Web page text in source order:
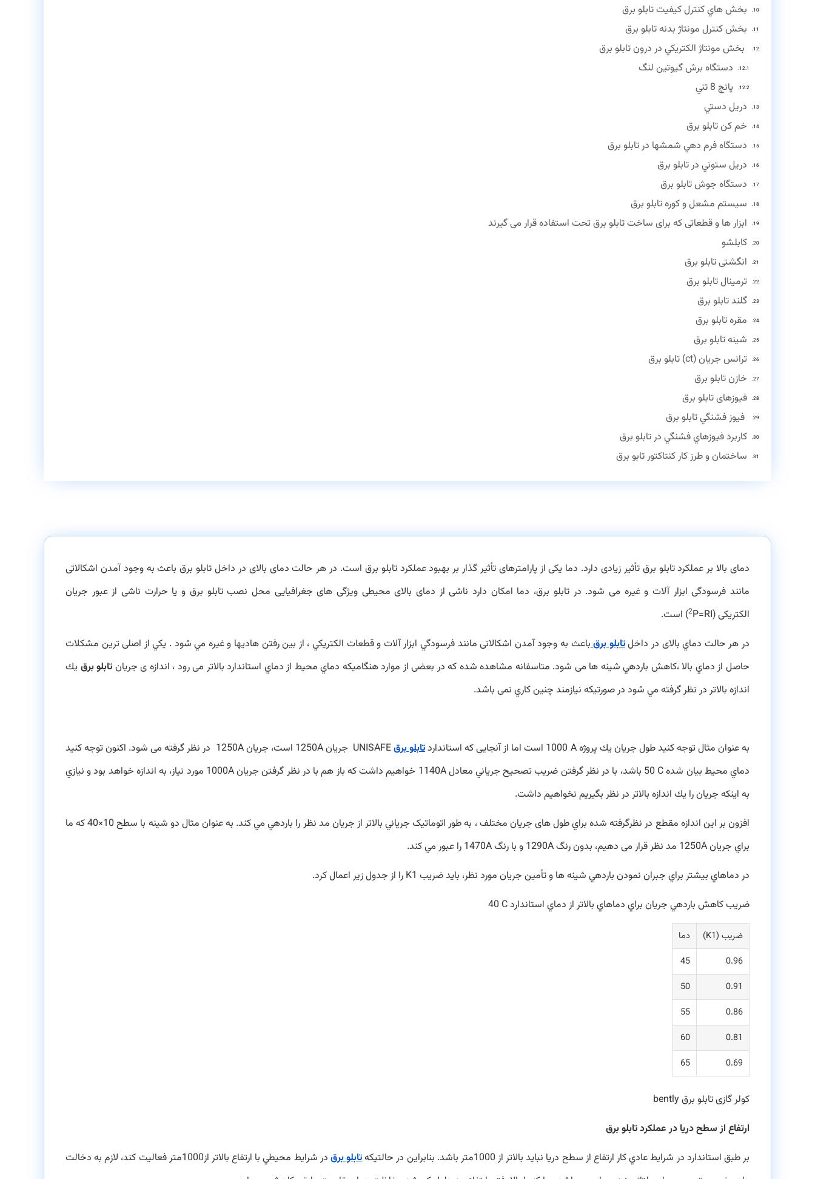
بخش هاي كنترل كيفيت تابلو برق
بخش كنترل مونتاژ بدنه تابلو برق
بخش مونتاژ الكتريكي در درون تابلو برق
دستگاه برش گيوتين لنگ
پانچ 8 تني
دريل دستي
خم كن تابلو برق
دستگاه فرم دهي شمشها در تابلو برق
دريل ستوني در تابلو برق
دستگاه جوش تابلو برق
سيستم مشعل و كوره تابلو برق
ابزار ها و قطعاتی که برای ساخت تابلو برق تحت استفاده قرار می گیرند
کابلشو
انگشتی تابلو برق
ترمینال تابلو برق
گلند تابلو برق
مقره تابلو برق
شینه تابلو برق
ترانس جریان (ct) تابلو برق
خازن تابلو برق
فيوزهای تابلو برق
فيوز فشنگي تابلو برق
كاربرد فيوزهاي فشنگي در تابلو برق
ساختمان و طرز كار كنتاكتور تابو برق
دمای بالا بر عملکرد تابلو برق تأثیر زیادی دارد. دما یکی از پارامترهای تأثیر گذار بر بهبود عملکرد تابلو برق است. در هر حالت دمای بالای در داخل تابلو برق باعث به وجود آمدن اشکالاتی
مانند فرسودگی ابزار آلات و غیره می شود. در تابلو برق، دما امکان دارد ناشی از دمای بالای محيطی ویژگی های جغرافيايی محل نصب تابلو برق و يا حرارت ناشی از عبور جريان
الكتريكی
(2P=RI)
است.
در هر حالت دماي بالای در داخلتابلو برقباعث به وجود آمدن اشکالاتی مانند فرسودگي ابزار آلات و قطعات الكتريكي ، از بین رفتن هاديها و غیره مي شود . يكي از اصلی ترین مشكلات
حاصل از دماي بالا ،کاهش باردهي شينه ها می شود. متاسفانه مشاهده شده كه در بعضی از موارد هنگامیکه دماي محيط از دماي استاندارد بالاتر می رود ، اندازه ی جريان تابلو برق يك
اندازه بالاتر در نظر گرفته مي شود در صورتیکه نيازمند چنين كاري نمی باشد.
به عنوان مثال توجه کنید طول جريان يك پروژه1000 A است اما از آنجایی كه استانداردتابلو برقUNISAFE جريان1250A است، جريان1250A در نظر گرفته می شود. اکنون توجه کنید
دماي محيط بیان شده50 C باشد، با در نظر گرفتن ضريب تصحيح جرياني معادل1140A خواهيم داشت كه باز هم با در نظر گرفتن جريان1000A مورد نياز، به اندازه خواهد بود و نيازي
به اينكه جريان را يك اندازه بالاتر در نظر بگيريم نخواهیم داشت.
افزون بر اين اندازه مقطع در نظرگرفته شده براي طول های جريان مختلف ، به طور اتوماتیک جرياني بالاتر از جريان مد نظر را باردهي مي كند. به عنوان مثال دو شينه با سطح40×10كه ما
براي جريان1250A مد نظر قرار می دهیم، بدون رنگ1290A و با رنگ1470A را عبور مي کند.
در دماهاي بیشتر براي جبران نمودن باردهي شينه ها و تأمين جريان مورد نظر، بايد ضريب K1 را از جدول زير اعمال کرد.
ضريب كاهش باردهي جريان براي دماهاي بالاتر از دماي استاندارد40 C
ضریب (K1)
دما
0.96
45
0.91
50
0.86
55
0.81
60
0.69
65
کولر گازی تابلو برق bently
ارتفاع از سطح دريا در عملکرد تابلو برق
بر طبق استاندارد در شرايط عادي كار ارتفاع از سطح دريا نباید بالاتر از 1000متر باشد. بنابراین در حالتیکهتابلو برق در شرايط محيطي با ارتفاع بالاتر از1000متر فعالیت كند، لازم به دخالت